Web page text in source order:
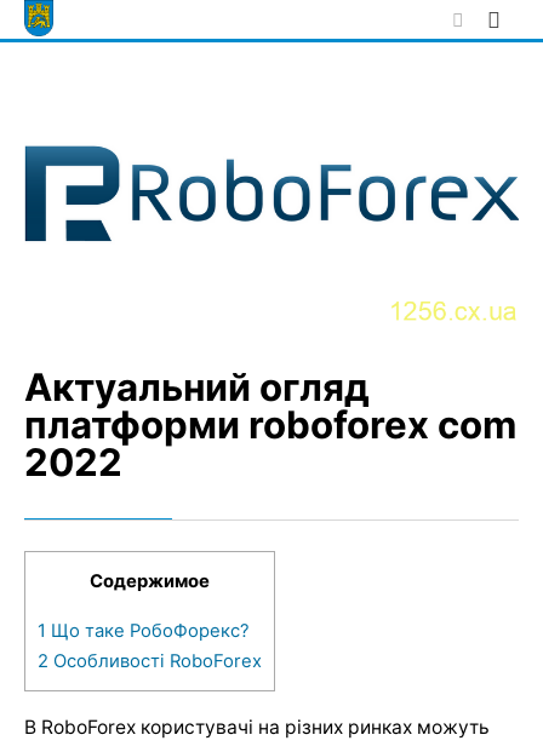
Skip
to
Актуальний огляд
платформи roboforex com
2022
Содержимое
1 Що таке РобоФорекс?
2 Особливості RoboForex
В RoboForex користувачі на різних ринках можуть